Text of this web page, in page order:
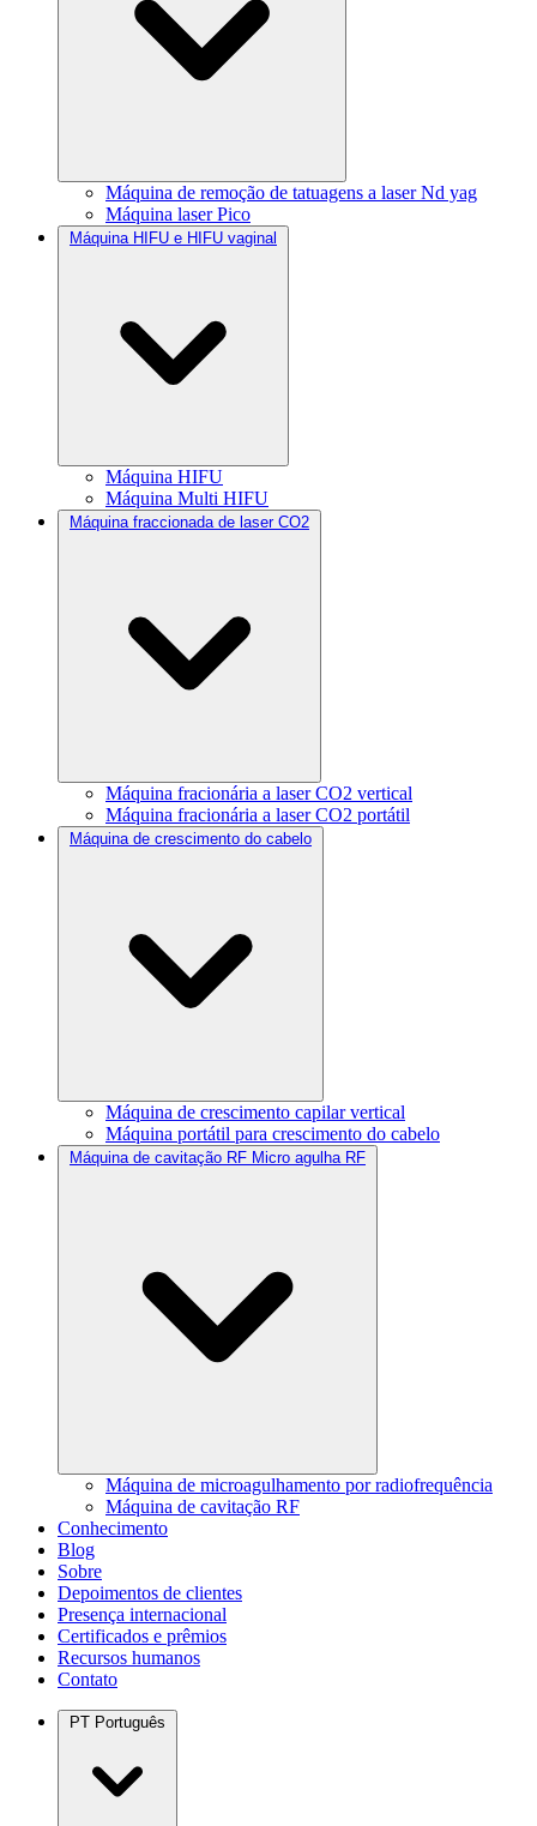
Máquina de remoção de tatuagens a laser Nd yag
Máquina laser Pico
Máquina HIFU e HIFU vaginal
Máquina HIFU
Máquina Multi HIFU
Máquina fraccionada de laser CO2
Máquina fracionária a laser CO2 vertical
Máquina fracionária a laser CO2 portátil
Máquina de crescimento do cabelo
Máquina de crescimento capilar vertical
Máquina portátil para crescimento do cabelo
Máquina de cavitação RF Micro agulha RF
Máquina de microagulhamento por radiofrequência
Máquina de cavitação RF
Conhecimento
Blog
Sobre
Depoimentos de clientes
Presença internacional
Certificados e prêmios
Recursos humanos
Contato
PT Português